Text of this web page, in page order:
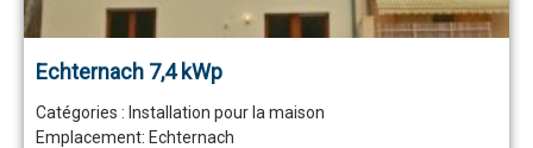
Echternach 7,4 kWp
Catégories : Installation pour la maison
Emplacement: Echternach